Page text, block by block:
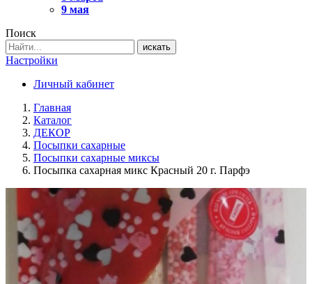
9 мая
Поиск
искать
Настройки
Личный кабинет
Главная
Каталог
ДЕКОР
Посыпки сахарные
Посыпки сахарные миксы
Посыпка сахарная микс Красный 20 г. Парфэ